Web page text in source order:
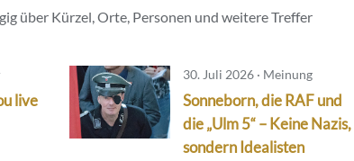
über Kürzel, Orte, Personen und weitere Treffer
live
30. Juli 2026 · Meinung
Sonneborn, die RAF und
die „Ulm 5“ – Keine Nazis,
sondern Idealisten